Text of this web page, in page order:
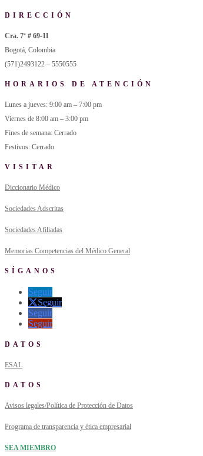
DIRECCIÓN
Cra. 7ª # 69-11
Bogotá, Colombia
(571)2493122 – 5550555
HORARIOS DE ATENCIÓN
Lunes a jueves: 9:00 am – 7:00 pm
Viernes de 8:00 am – 3:00 pm
Fines de semana: Cerrado
Festivos: Cerrado
VISITAR
Diccionario Médico
Sociedades Adscritas
Sociedades Afiliadas
Memorias Competencias del Médico General
SÍGANOS
Seguir
Seguir
Seguir
Seguir
DATOS
ESAL
DATOS
Avisos legales/Política de Protección de Datos
Programa de transparencia y ética empresarial
SEA MIEMBRO